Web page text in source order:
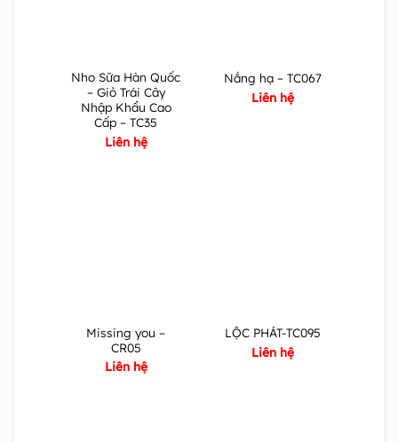
Nho Sữa Hàn Quốc
– Giỏ Trái Cây
Nhập Khẩu Cao
Cấp – TC35
Liên hệ
Nắng hạ – TC067
Liên hệ
Missing you –
CR05
Liên hệ
LỘC PHÁT-TC095
Liên hệ